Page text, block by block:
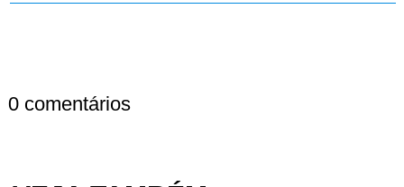
0 comentários